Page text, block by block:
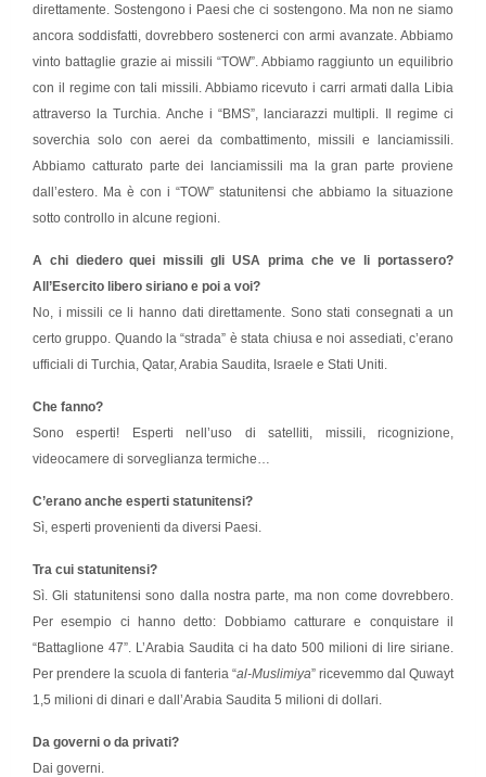
direttamente. Sostengono i Paesi che ci sostengono. Ma non ne siamo
ancora soddisfatti, dovrebbero sostenerci con armi avanzate. Abbiamo
vinto battaglie grazie ai missili “TOW”. Abbiamo raggiunto un equilibrio
con il regime con tali missili. Abbiamo ricevuto i carri armati dalla Libia
attraverso la Turchia. Anche i “BMS”, lanciarazzi multipli. Il regime ci
soverchia solo con aerei da combattimento, missili e lanciamissili.
Abbiamo catturato parte dei lanciamissili ma la gran parte proviene
dall’estero. Ma è con i “TOW” statunitensi che abbiamo la situazione
sotto controllo in alcune regioni.
A chi diedero quei missili gli USA prima che ve li portassero?
All’Esercito libero siriano e poi a voi?
No, i missili ce li hanno dati direttamente. Sono stati consegnati a un
certo gruppo. Quando la “strada” è stata chiusa e noi assediati, c’erano
ufficiali di Turchia, Qatar, Arabia Saudita, Israele e Stati Uniti.
Che fanno?
Sono esperti! Esperti nell’uso di satelliti, missili, ricognizione,
videocamere di sorveglianza termiche…
C’erano anche esperti statunitensi?
Sì, esperti provenienti da diversi Paesi.
Tra cui statunitensi?
Sì. Gli statunitensi sono dalla nostra parte, ma non come dovrebbero.
Per esempio ci hanno detto: Dobbiamo catturare e conquistare il
“Battaglione 47”. L’Arabia Saudita ci ha dato 500 milioni di lire siriane.
Per prendere la scuola di fanteria “al-Muslimiya” ricevemmo dal Quwayt
1,5 milioni di dinari e dall’Arabia Saudita 5 milioni di dollari.
Da governi o da privati?
Dai governi.